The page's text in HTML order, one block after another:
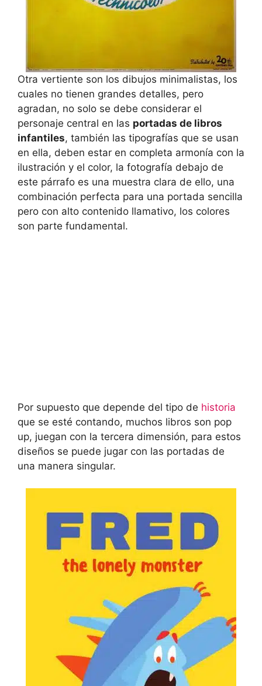
Otra vertiente son los dibujos minimalistas, los
cuales no tienen grandes detalles, pero
agradan, no solo se debe considerar el
personaje central en las portadas de libros
infantiles, también las tipografías que se usan
en ella, deben estar en completa armonía con la
ilustración y el color, la fotografía debajo de
este párrafo es una muestra clara de ello, una
combinación perfecta para una portada sencilla
pero con alto contenido llamativo, los colores
son parte fundamental.
Por supuesto que depende del tipo de historia
que se esté contando, muchos libros son pop
up, juegan con la tercera dimensión, para estos
diseños se puede jugar con las portadas de
una manera singular.